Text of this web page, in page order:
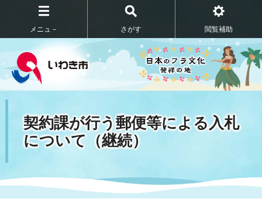
メニュ－ さがす 閲覧補助
契約課が行う郵便等による入札
について（継続）